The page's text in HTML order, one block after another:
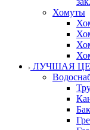
Хомуты
ЛУЧШАЯ